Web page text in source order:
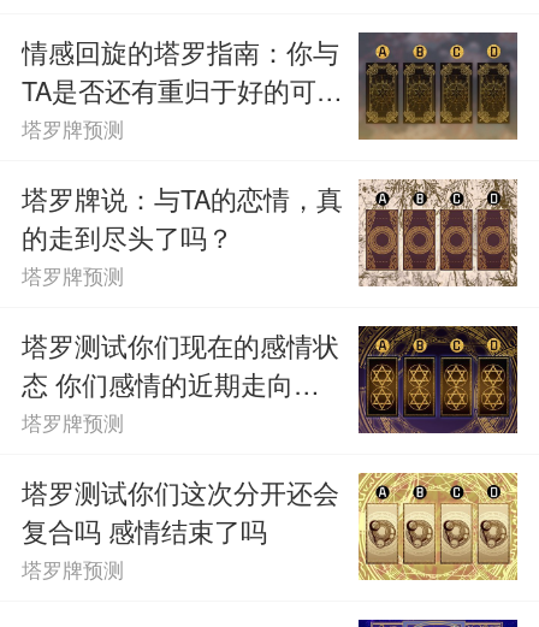
久，这张牌意味着丰收、母爱、怀孕、爱
情、生产、创造。时间可能与三有关，比
如三周、三天、三个月之后。
情感回旋的塔罗指南：你与
TA是否还有重归于好的可
能？
塔罗牌预测
塔罗牌说：与TA的恋情，真
的走到尽头了吗？
塔罗牌预测
塔罗测试你们现在的感情状
态 你们感情的近期走向如
何
塔罗牌预测
塔罗测试你们这次分开还会
复合吗 感情结束了吗
塔罗牌预测